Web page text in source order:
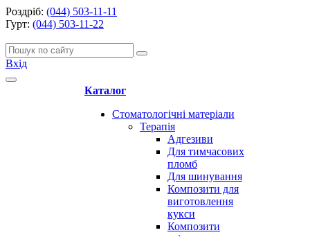
Роздріб: (044) 503-11-11
Гурт: (044) 503-11-22
Вхід
Каталог
Стоматологічні матеріали
Терапія
Адгезиви
Для тимчасових
пломб
Для шинування
Композити для
виготовлення
кукси
Композити